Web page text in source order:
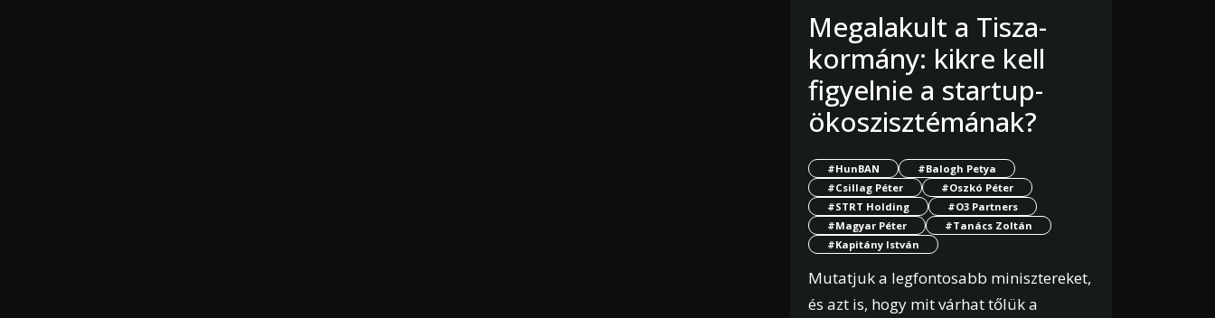
Megalakult a Tisza-
kormány: kikre kell
figyelnie a startup-
ökoszisztémának?
#HunBAN
#Balogh Petya
#Csillag Péter
#Oszkó Péter
#STRT Holding
#O3 Partners
#Magyar Péter
#Tanács Zoltán
#Kapitány István
Mutatjuk a legfontosabb minisztereket,
és azt is, hogy mit várhat tőlük a